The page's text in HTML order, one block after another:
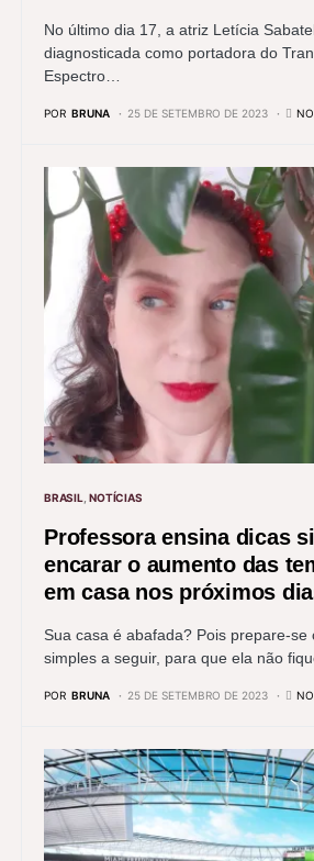
No último dia 17, a atriz Letícia
diagnosticada como portadora do
Espectro…
POR BRUNA 25 DE SETEMBRO DE 2023
BRASIL NOTÍCIAS
Professora ensina dicas
encarar o aumento das
em casa nos próximos
Sua casa é abafada? Pois prepare-se
simples a seguir, para que ela não
POR BRUNA 25 DE SETEMBRO DE 2023